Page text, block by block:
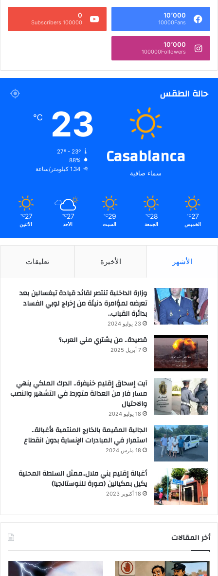
10٬000
10000Fans
0
100000 Subscribers
10٬000
100000Followers
حالة الطقس
Casablanca
سماء صافية
23
℃
27º - 23º
88%
1.34 كيلومتر/ساعة
27
℃
الخميس
28
℃
الجمعة
29
℃
السبت
27
℃
الأحد
27
℃
الأثنين
الأشهر الأخيرة تعليقات
وزارة الداخلية تنتصر لقائد قيادة تيغسالين بعد
تعرضه لمؤامرة دنيئة من إخراج لوبي الفساد
بدائرة القباب..
23 يوليو 2024
قصيدة.. من يشتري مني العرب؟
7 أبريل 2025
آيت إسحاق إقليم خنيفرة.. الدرك الملكي ينهي
مسار فار من العدالة متورط في التشهير والنصب
والاحتيال
18 يوليو 2024
الجالية المقيمة بالخارج المنتمية لأغبالة..
استمرار في المبادرات الإنساية بدون انقطاع
18 مارس 2024
أغبالة إقليم بني ملال..ممثل السلطة المحلية
يكيل بمكيالين (صورة للنوستالجيا)
18 أكتوبر 2023
أخر المقالات